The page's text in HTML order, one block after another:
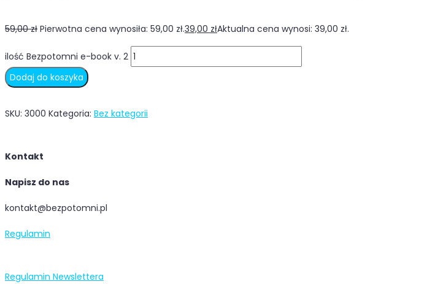
59,00zł Pierwotna cena wynosiła: 59,00 zł.39,00 złAktualna cena wynosi: 39,00 zł.
ilość Bezpotomni e-book v. 2
Dodaj do koszyka
SKU: 3000 Kategoria: Bez kategorii
Kontakt
Napisz do nas
kontakt@bezpotomni.pl
Regulamin
Regulamin Newslettera